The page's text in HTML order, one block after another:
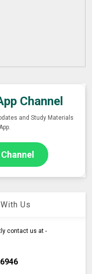
Channel
and Study Materials
Us
contact us at -